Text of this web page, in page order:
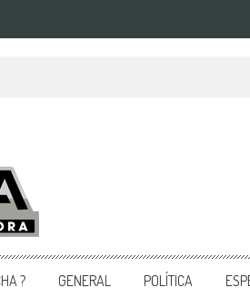
Sonora
? GENERAL POLÍTICA